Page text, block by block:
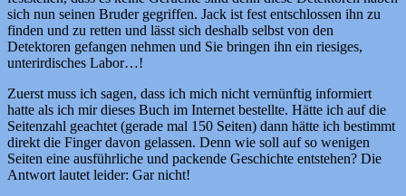
sich nun seinen Bruder gegriffen. Jack ist fest entschlossen ihn zu
finden und zu retten und lässt sich deshalb selbst von den
Detektoren gefangen nehmen und Sie bringen ihn ein riesiges,
unterirdisches Labor…!
Zuerst muss ich sagen, dass ich mich nicht vernünftig informiert
hatte als ich mir dieses Buch im Internet bestellte. Hätte ich auf die
Seitenzahl geachtet (gerade mal 150 Seiten) dann hätte ich bestimmt
direkt die Finger davon gelassen. Denn wie soll auf so wenigen
Seiten eine ausführliche und packende Geschichte entstehen? Die
Antwort lautet leider: Gar nicht!